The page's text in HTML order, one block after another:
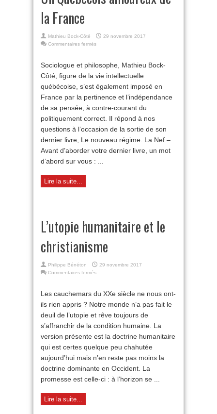
la France
Mathieu Bock-Côté
29 novembre 2017
Commentaires ferméssur
amoureux
de
France
Sociologue et philosophe, Mathieu Bock-
Côté, figure de la vie intellectuelle
québécoise, s’est également imposé en
France par la pertinence et l’indépendance
de sa pensée, à contre-courant du
politiquement correct. Il répond à nos
questions à l’occasion de la sortie de son
dernier livre, Le nouveau régime. La Nef –
Avant d’aborder votre dernier livre, un mot
d’abord sur vous : ...
Lire la suite...
L’utopie humanitaire et le
christianisme
Philippe Bénéton
29 novembre 2017
Commentaires ferméssur
et
le
Les cauchemars du XXe siècle ne nous ont-
ils rien appris ? Notre monde n’a pas fait le
deuil de l’utopie et rêve toujours de
s’affranchir de la condition humaine. La
version présente est la doctrine humanitaire
qui est certes quelque peu chahutée
aujourd’hui mais n’en reste pas moins la
doctrine dominante en Occident. La
promesse est celle-ci : à l’horizon se ...
Lire la suite...